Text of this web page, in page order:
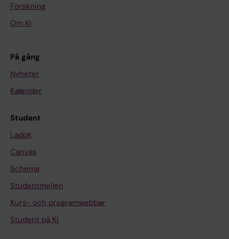
Forskning
Om KI
På gång
Nyheter
Kalender
Student
Ladok
Canvas
Schema
Studentmejlen
Kurs- och programwebbar
Student på KI